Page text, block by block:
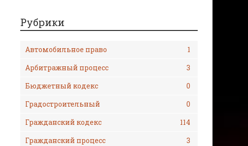
Рубрики
Автомобильное право
1
Арбитражный процесс
3
Бюджетный кодекс
0
Градостроительный
0
Гражданский кодекс
114
Гражданский процесс
3